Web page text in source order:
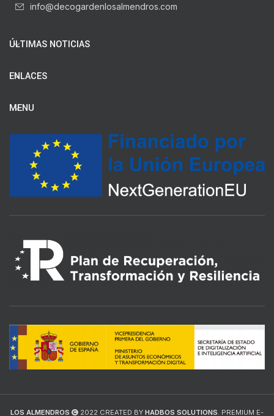
info@decogardenlosalmendros.com
ÚLTIMAS NOTICIAS
ENLACES
MENU
LOS ALMENDROS 2022 CREATED BY HADBOS SOLUTIONS . PREMIUM E-